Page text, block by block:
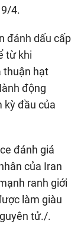
4.
đánh dấu cấp
từ khi
thuận hạt
động
kỳ đầu của
đánh giá
của Iran
ranh giới
làm giàu
tử./.